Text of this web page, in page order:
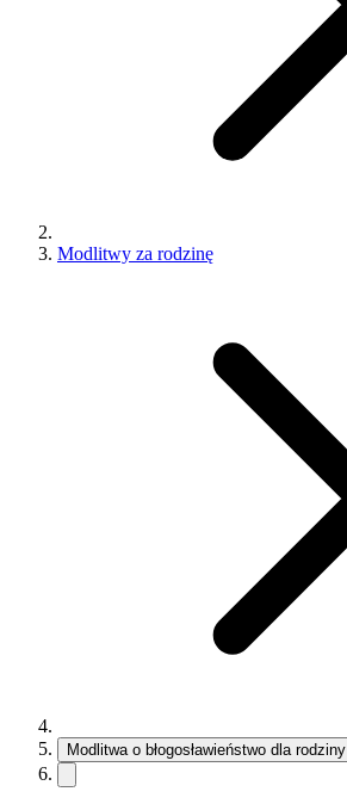
Modlitwy za rodzinę
Modlitwa o błogosławieństwo dla rodziny